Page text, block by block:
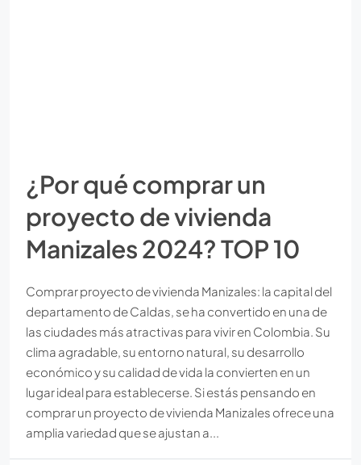
¿Por qué comprar un
proyecto de vivienda
Manizales 2024? TOP 10
Comprar proyecto de vivienda Manizales: la capital del
departamento de Caldas, se ha convertido en una de
las ciudades más atractivas para vivir en Colombia. Su
clima agradable, su entorno natural, su desarrollo
económico y su calidad de vida la convierten en un
lugar ideal para establecerse. Si estás pensando en
comprar un proyecto de vivienda Manizales ofrece una
amplia variedad que se ajustan a...